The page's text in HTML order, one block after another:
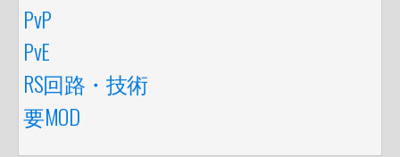
PvP
PvE
RS回路・技術
要MOD